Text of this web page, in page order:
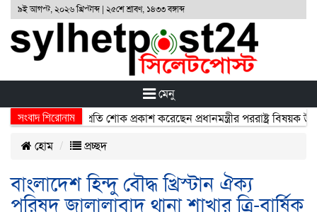
৯ই আগস্ট, ২০২৬ খ্রিস্টাব্দ | ২৫শে শ্রাবণ, ১৪৩৩ বঙ্গাব্দ
মেনু
সংবাদ শিরোনাম
নিহতদের প্রতি শোক প্রকাশ করেছেন প্রধানমন্ত্রীর পররাষ্ট্র বিষয়ক
হোম
প্রচ্ছদ
বাংলাদেশ হিন্দু বৌদ্ধ খ্রিস্টান ঐক্য
পরিষদ জালালাবাদ থানা শাখার ত্রি-বার্ষিক